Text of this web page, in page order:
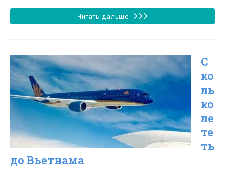
записи:
Читать дальше Сколько
Мальдивские
острова
С
ко
ль
ко
ле
те
ть
до Вьетнама